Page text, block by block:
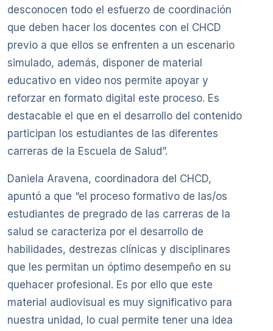
desconocen todo el esfuerzo de coordinación
que deben hacer los docentes con el CHCD
previo a que ellos se enfrenten a un escenario
simulado, además, disponer de material
educativo en video nos permite apoyar y
reforzar en formato digital este proceso. Es
destacable el que en el desarrollo del contenido
participan los estudiantes de las diferentes
carreras de la Escuela de Salud”.
Daniela Aravena, coordinadora del CHCD,
apuntó a que “el proceso formativo de las/os
estudiantes de pregrado de las carreras de la
salud se caracteriza por el desarrollo de
habilidades, destrezas clínicas y disciplinares
que les permitan un óptimo desempeño en su
quehacer profesional. Es por ello que este
material audiovisual es muy significativo para
nuestra unidad, lo cual permite tener una idea